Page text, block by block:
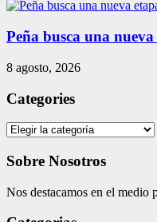
Peña busca una
8 agosto, 2026
Categories
Categories
Sobre Nosotros
Nos destacamos en el medio